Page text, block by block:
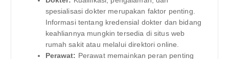
spesialisasi dokter merupakan faktor penting.
Informasi tentang kredensial dokter dan bidang
keahliannya mungkin tersedia di situs web
rumah sakit atau melalui direktori online.
Perawat: Perawat memainkan peran penting